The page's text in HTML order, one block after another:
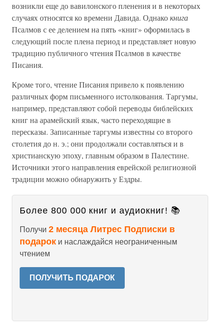
возникли еще до вавилонского пленения и в некоторых
случаях относятся ко времени Давида. Однакокнига
Псалмов с ее делением на пять «книг» оформилась в
следующий после плена период и представляет новую
традицию публичного чтения Псалмов в качестве
Писания.
Кроме того, чтение Писания привело к появлению
различных форм письменного истолкования. Таргумы,
например, представляют собой переводы библейских
книг на арамейский язык, часто переходящие в
пересказы. Записанные таргумы известны со второго
столетия до н. э.; они продолжали составляться и в
христианскую эпоху, главным образом в Палестине.
Источники этого направления еврейской религиозной
традиции можно обнаружить у Ездры.
Более 800 000 книг и аудиокниг! 📚
Получи 2 месяца Литрес Подписки в
подарок и наслаждайся неограниченным
чтением
ПОЛУЧИТЬ ПОДАРОК